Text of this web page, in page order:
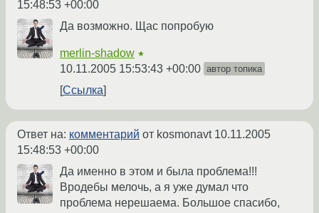
15:48:53 +00:00
Да возможно. Щас попробую
merlin-shadow ★
10.11.2005 15:53:43 +00:00 автор топика
Ссылка
Ответ на: комментарий от kosmonavt 10.11.2005
15:48:53 +00:00
Да именно в этом и была проблема!!!
Вродебы мелочь, а я уже думал что
проблема нерешаема. Большое спасибо,